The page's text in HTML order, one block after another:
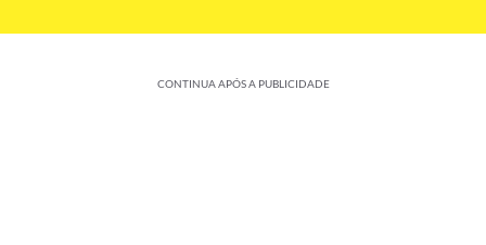
CONTINUA APÓS A PUBLICIDADE